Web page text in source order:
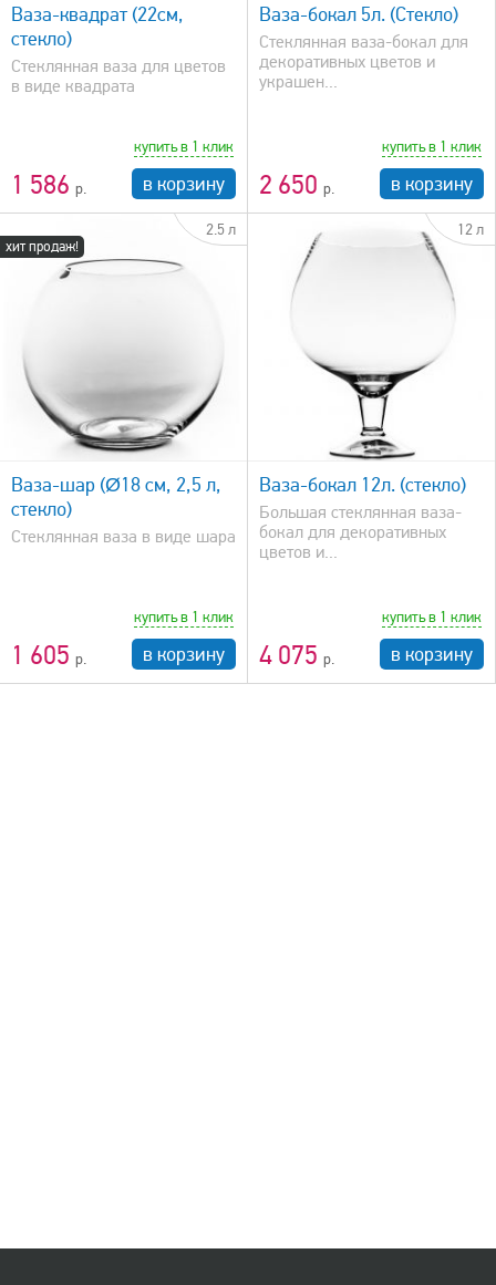
Ваза-квадрат (22см,
стекло)
Стеклянная ваза для цветов
в виде квадрата
1 586
купить в 1 клик
в корзину
Ваза-бокал 5л. (Стекло)
Стеклянная ваза-бокал для
декоративных цветов и
украшен...
2 650
купить в 1 клик
в корзину
хит продаж!
2.5 л
Ваза-шар (Ø18 см, 2,5 л,
стекло)
Стеклянная ваза в виде шара
1 605
купить в 1 клик
в корзину
12 л
быстрый просмотр
Ваза-бокал 12л. (стекло)
Большая стеклянная ваза-
бокал для декоративных
цветов и...
4 075
купить в 1 клик
в корзину